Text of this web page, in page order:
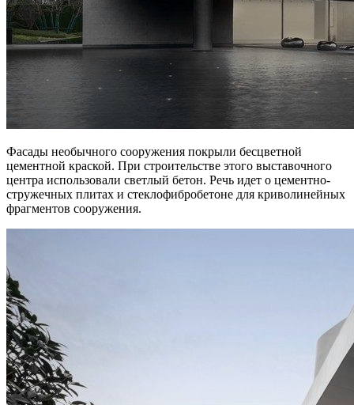
Фасады необычного сооружения покрыли бесцветной
цементной краской. При строительстве этого выставочного
центра использовали светлый бетон. Речь идет о цементно-
стружечных плитах и стеклофибробетоне для криволинейных
фрагментов сооружения.